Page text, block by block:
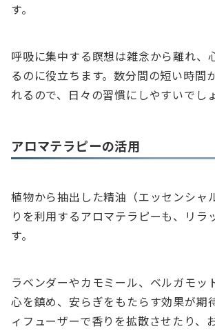
す。
呼吸に集中する瞑想は雑念から離れ、
るのに役立ちます。数分間の短い時間
れるので、日々の習慣にしやすいでしょ
アロマテラピーの活用
植物から抽出した精油（エッセンシャ
りを利用するアロマテラピーも、リラ
す。
ラベンダーやカモミール、ベルガモッ
心を鎮め、安らぎをもたらす効果が期
ィフューザーで香りを拡散させたり、